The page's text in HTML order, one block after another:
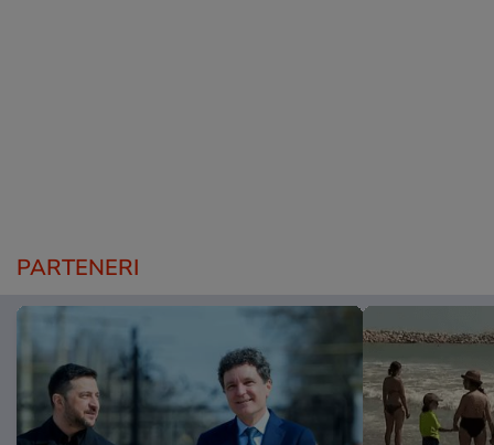
PARTENERI